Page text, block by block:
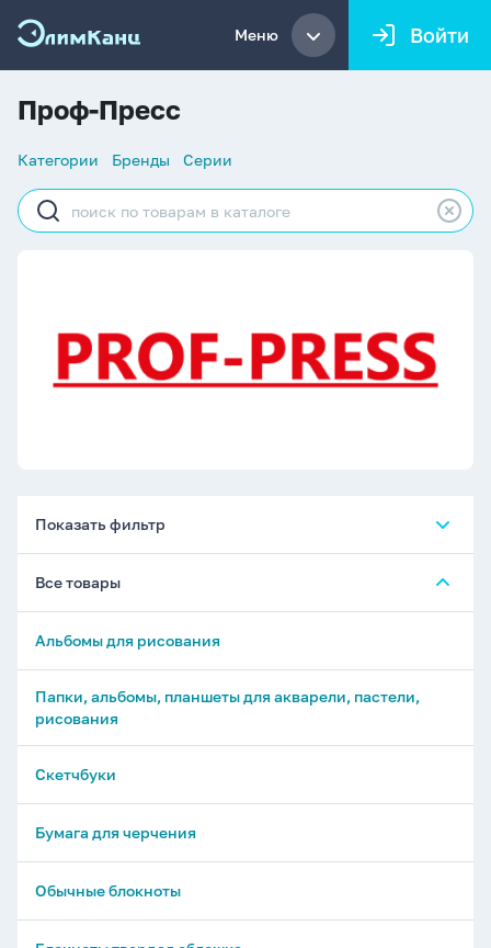
Меню Войти
Проф-Пресс
Список
Категории Бренды Серии
Строка
поиска
Показать фильтр
Все товары
Альбомы для рисования
Папки, альбомы, планшеты для акварели, пастели,
рисования
Скетчбуки
Бумага для черчения
Обычные блокноты